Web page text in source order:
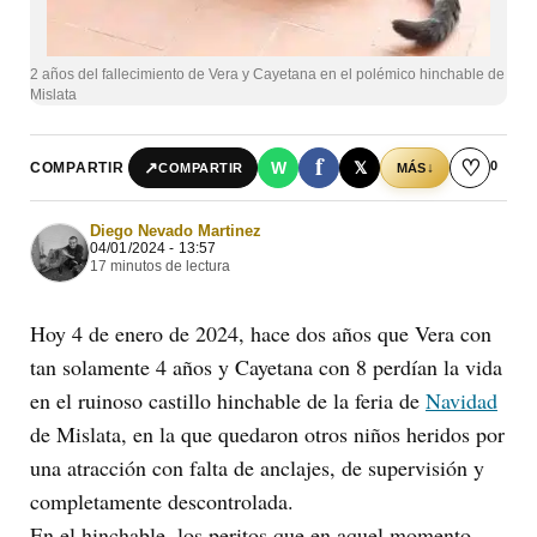
2 años del fallecimiento de Vera y Cayetana en el polémico hinchable de
Mislata
COMPARTIR ↗COMPARTIR W f 𝕏 MÁS↓ ♡ 0
Diego Nevado Martinez
04/01/2024 - 13:57
17 minutos de lectura
Hoy 4 de enero de 2024, hace dos años que Vera con
tan solamente 4 años y Cayetana con 8 perdían la vida
en el ruinoso castillo hinchable de la feria de Navidad
de Mislata, en la que quedaron otros niños heridos por
una atracción con falta de anclajes, de supervisión y
completamente descontrolada.